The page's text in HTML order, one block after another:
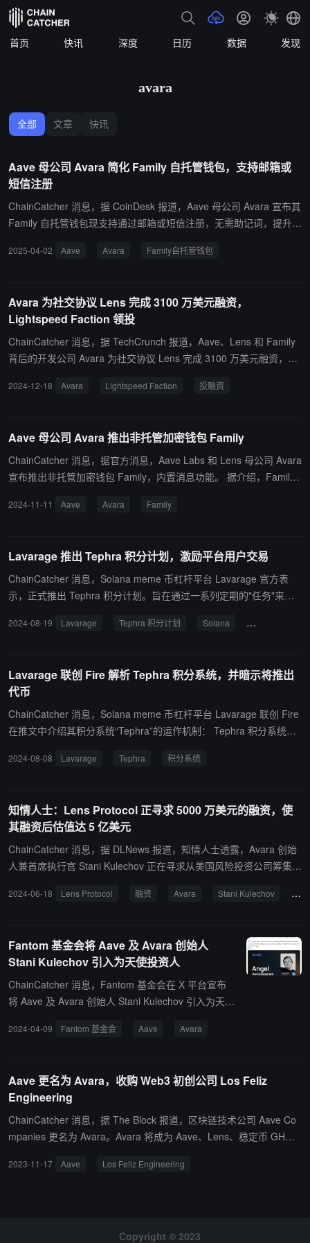
首页 快讯 深度 日历 数据 发现
avara
全部 文章 快讯
Aave 母公司 Avara 简化 Family 自托管钱包，支持邮箱或
短信注册
ChainCatcher 消息，据 CoinDesk 报道，Aave 母公司 Avara 宣布其
Family 自托管钱包现支持通过邮箱或短信注册，无需助记词，提升用
备密钥，强化安全性。Avara 还推出开发工具 ConnectKit，便于第三
2025-04-02 Aave Avara Family自托管钱包
Avara 为社交协议 Lens 完成 3100 万美元融资，
Lightspeed Faction 领投
ChainCatcher 消息，据 TechCrunch 报道，Aave、Lens 和 Family
背后的开发公司 Avara 为社交协议 Lens 完成 3100 万美元融资，由
nsys、DFG、Fabric Ventures、Foresight Ventures、Superscryp
Avara 创始人 Stani Kulechov 表示，Lens v3 版本将于 2025 年第一
季度上线主网，采用 zkSync 和 validiums 技术以降低交易成本，致
力于为去中心化社交应用提供基础设施。 据 Web3 资产数据平台 Ro
融和社会领域的一个充满活力的先锋品牌集体，包括 Aave、Lens、
2024-12-18 Avara Lightspeed Faction 投融资
Aave 母公司 Avara 推出非托管加密钱包 Family
ChainCatcher 消息，据官方消息，Aave Labs 和 Lens 母公司 Avara
宣布推出非托管加密钱包 Family，内置消息功能。 据介绍，Family
用户，旨在帮助用户进行交易或探索 Web3。
2024-11-11 Aave Avara Family
Lavarage 推出 Tephra 积分计划，激励平台用户交易
ChainCatcher 消息，Solana meme 币杠杆平台 Lavarage 官方表
示，正式推出 Tephra 积分计划。旨在通过一系列定期的"任务"来激
统，对用户的平台活动进行奖励。计划通过每两周发布一次的任务，
期参与的用户可以在平台上查询到自己的 Tephra 积分余额。新用户
也可以通过参与平台活动来积累积分。据 Lavarage 联创 Fire 此前推
文信息，Tephra 积分很大机会与未来的代币发行有关。据悉，自今
年 6 月底平台公开上线（Public）以来，Lavarage 已经处理了超过 5
2024-08-19 Lavarage Tephra 积分计划 Solana meme 币
Lavarage 联创 Fire 解析 Tephra 积分系统，并暗示将推出
代币
ChainCatcher 消息，Solana meme 币杠杆平台 Lavarage 联创 Fire
在推文中介绍其积分系统“Tephra”的运作机制： Tephra 积分系统旨
）来反映其对平台的贡献，从而促进平台和用户利益的一致性和共同
用户获取 Tephra 积分（推测代币或将在第四季度推出）。任务通过
有趣的互动，平衡交易者、流动性提供者和合作伙伴的积分分配，旨
在代币推出前建立最公平、最优的互惠结构，最大化其长期价值。 平
台最近将会通过 AMA 向用户释疑，旨在加强平台与用户间的协定与
大突破。
2024-08-08 Lavarage Tephra 积分系统
知情人士：Lens Protocol 正寻求 5000 万美元的融资，使
其融资后估值达 5 亿美元
ChainCatcher 消息，据 DLNews 报道，知情人士透露，Avara 创始
人兼首席执行官 Stani Kulechov 正在寻求从美国风险投资公司筹集 5
使 Lens Protocol 的估值达到 5 亿美元。 当被问及 Lens Protocol 的
地网络。
2024-06-18 Lens Protocol 融资 Avara Stani Kulechov
Fantom 基金会将 Aave 及 Avara 创始人
Stani Kulechov 引入为天使投资人
ChainCatcher 消息，Fantom 基金会在 X 平台宣布
将 Aave 及 Avara 创始人 Stani Kulechov 引入为天使
及 Compound 创始人 Robert Leshner，以及 Gauntl
资。
2024-04-09 Fantom 基金会 Aave Avara
Aave 更名为 Avara，收购 Web3 初创公司 Los Feliz
Engineering
ChainCatcher 消息，据 The Block 报道，区块链技术公司 Aave Co
mpanies 更名为 Avara。Avara 将成为 Aave、Lens、稳定币 GH
Web3 初创公司 Los Feliz Engineering，这是该公司继 2022 年 12
2023-11-17 Aave Los Feliz Engineering
Copyright © 2023